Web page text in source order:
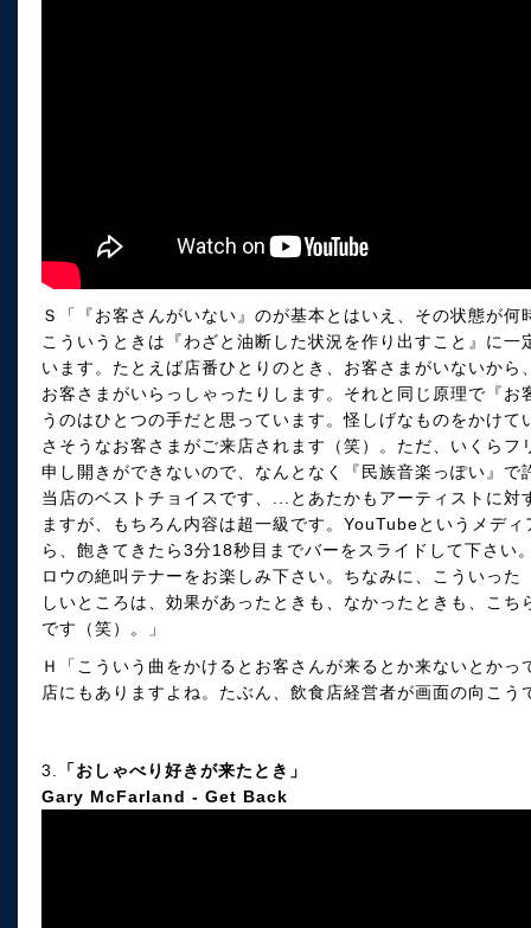
Ｓ「『お客さんがいない』のが基本とはいえ、その状態が
こういうときは『わざと油断した状況を作り出すこと』に
います。たとえば店番ひとりのとき、お客さまがいないか
お客さまがいらっしゃったりします。それと同じ原理で『
うのはひとつの手だと思っています。怪しげなものをかけ
さそうなお客さまがご来店されます（笑）。ただ、いくら
申し開きができないので、なんとなく『民族音楽っぽい』
当店のベストチョイスです、...とあたかもアーティストに
ますが、もちろん内容は超一級です。YouTubeというメデ
ら、飽きてきたら3分18秒目までバーをスライドして下さい
ロウの絶叫テナーをお楽しみ下さい。ちなみに、こういっ
しいところは、効果があったときも、なかったときも、こ
です（笑）。」
Ｈ「こういう曲をかけるとお客さんが来るとか来ないとか
店にもありますよね。たぶん、飲食店経営者が画面の向こ
3.
「おしゃべり好きが来たとき」
Gary McFarland - Get Back